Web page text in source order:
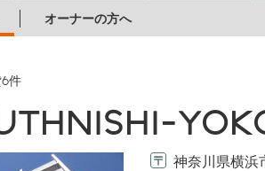
オーナーの方へ
6件
神奈川県横浜